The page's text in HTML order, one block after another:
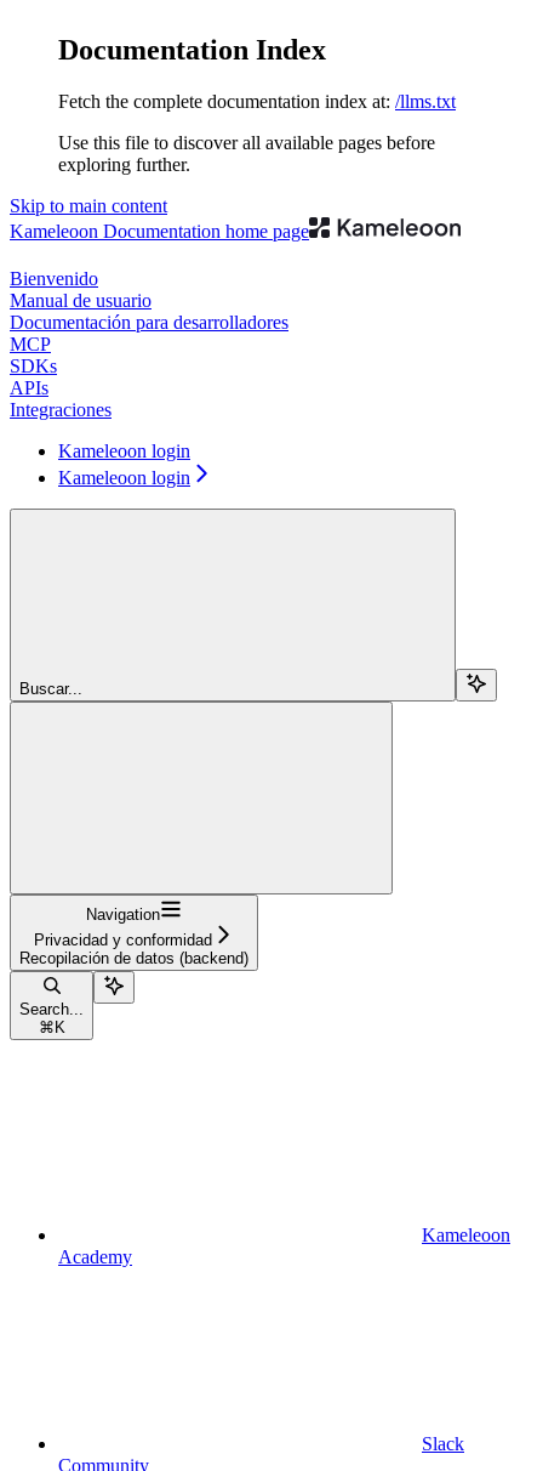
Documentation Index
Fetch the complete documentation index at: /llms.txt
Use this file to discover all available pages before
exploring further.
Skip to main content
Kameleoon Documentation home page
Bienvenido
Manual de usuario
Documentación para desarrolladores
MCP
SDKs
APIs
Integraciones
Kameleoon login
Kameleoon login
Buscar...
Navigation
Privacidad y conformidad
Recopilación de datos (backend)
Search...
⌘ K
Kameleoon
Academy
Slack
Community